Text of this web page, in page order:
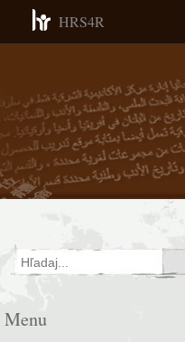
HRS4R
Hľadať
Menu